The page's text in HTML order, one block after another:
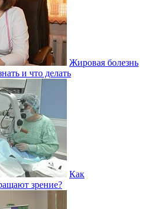
Жировая болезнь
и что делать
Как
зрение?